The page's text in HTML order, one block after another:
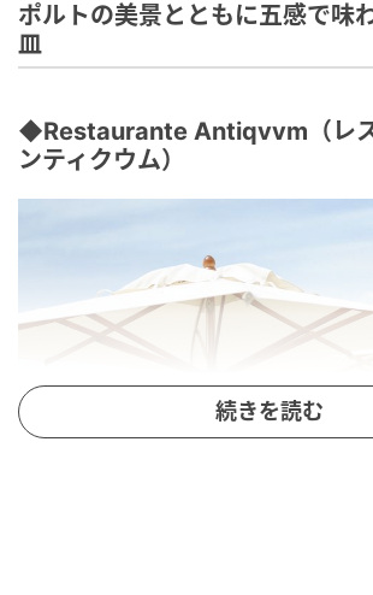
ポルトの美景とともに五感で味
皿
◆Restaurante Antiqvvm（レ
ンティクウム）
続きを読む